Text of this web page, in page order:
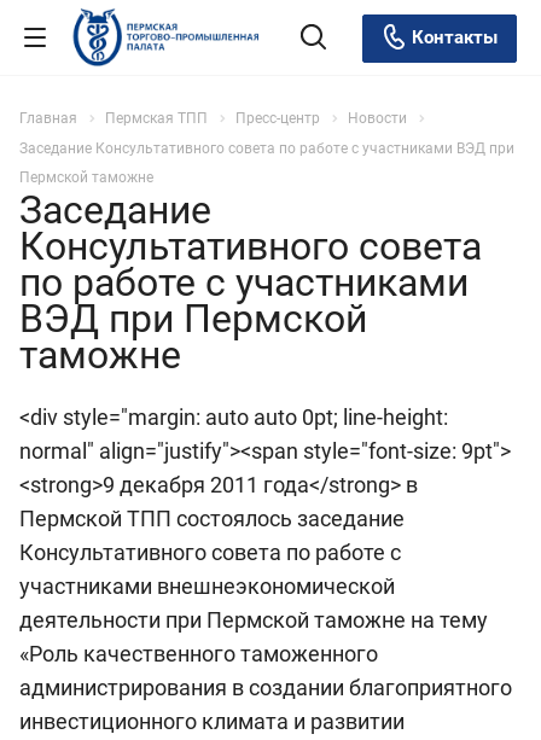
Контакты
Главная Пермская ТПП Пресс-центр
Новости
Заседание Консультативного совета по работе с участниками ВЭД при
Пермской таможне
Заседание
Консультативного совета
по работе с участниками
ВЭД при Пермской
таможне
<div style="margin: auto auto 0pt; line-height:
normal" align="justify"><span style="font-size: 9pt">
<strong>9 декабря 2011 года</strong> в
Пермской ТПП состоялось заседание
Консультативного совета по работе с
участниками внешнеэкономической
деятельности при Пермской таможне на тему
«Роль качественного таможенного
администрирования в создании благоприятного
инвестиционного климата и развитии